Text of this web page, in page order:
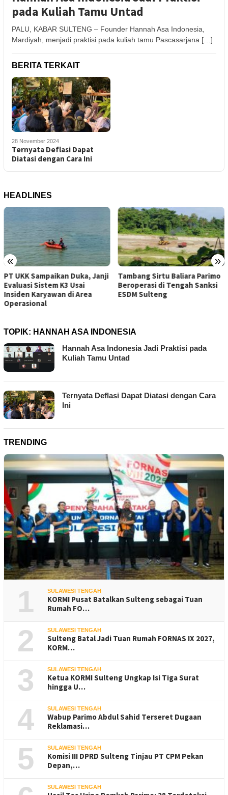
pada Kuliah Tamu Untad
PALU, KABAR SULTENG – Founder Hannah Asa Indonesia,
Mardiyah, menjadi praktisi pada kuliah tamu Pascasarjana […]
BERITA TERKAIT
28 November 2024
Ternyata Deflasi Dapat
Diatasi dengan Cara Ini
HEADLINES
« »
Tambang Sirtu Baliara Parimo
Beroperasi di Tengah Sanksi
ESDM Sulteng
Dosen Geofisika Untad:
Gempa Tektonik Tak
Berkaitan dengan Aktivitas
TOPIK: HANNAH ASA INDONESIA
Hannah Asa Indonesia Jadi Praktisi pada
Kuliah Tamu Untad
Ternyata Deflasi Dapat Diatasi dengan Cara
Ini
TRENDING
1 SULAWESI TENGAH
KORMI Pusat Batalkan Sulteng sebagai Tuan
Rumah FO…
2 SULAWESI TENGAH
Sulteng Batal Jadi Tuan Rumah FORNAS IX 2027,
KORM…
3 SULAWESI TENGAH
Ketua KORMI Sulteng Ungkap Isi Tiga Surat
hingga U…
4 SULAWESI TENGAH
Wabup Parimo Abdul Sahid Terseret Dugaan
Reklamasi…
5 SULAWESI TENGAH
Komisi III DPRD Sulteng Tinjau PT CPM Pekan
Depan,…
SULAWESI TENGAH